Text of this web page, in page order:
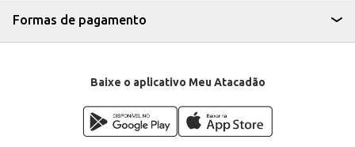
Formas de pagamento
Baixe o aplicativo Meu Atacadão